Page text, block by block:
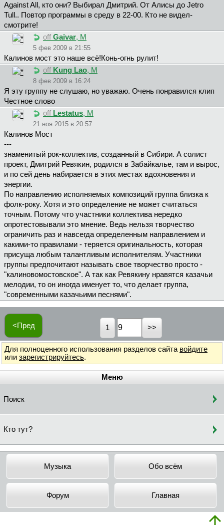
Against All, кто они? Выбирал Дмитрий. От Алисы до Jetro
Tull.. Повтор программы в среду в 22-00. Кто не видел-
смотрите!
off Gaivar, М
5 фев 2009 в 21:55
Калинов мост это наше всё!Конь-огнь рулит!
off Kung Lao, М
8 фев 2009 в 16:24
Я эту группу не слушаю, но уважаю. Очень понравился клип
Честное слово
off Lestatus, М
21 ноя 2015 в 20:57
Калинов Мост
---
знаменитый рок-коллектив, созданный в Сибири. А солист
проект, Дмитрий Ревякин, родился в Забайкалье, там и вырос,
и по сей день набирается в этих местах вдохновения и
энергии.
По направлению исполняемых композиций группа близка к
фолк-року. Хотя и это определение не может считаться
точным. Потому что участники коллектива нередко
опротестовывали это мнение. Ведь нельзя творчество
ограничить раз и навсегда определенным направлением и
какими-то правилами - теряется оригинальность, которая
присуща любым талантливым исполнителям. Участники
группы предпочитают называть свое творчество просто -
"калиновомостовское". А так как Ревякину нравятся казачьи
мелодии, то он иногда именует то, что делает группа,
"современными казачьими песнями".
<Пред 1
Для полноценного использования разделов сайта войдите
или зарегистрируйтесь.
Меню
Поиск
Кто тут?
Музыка Обо всём
Форум Главная